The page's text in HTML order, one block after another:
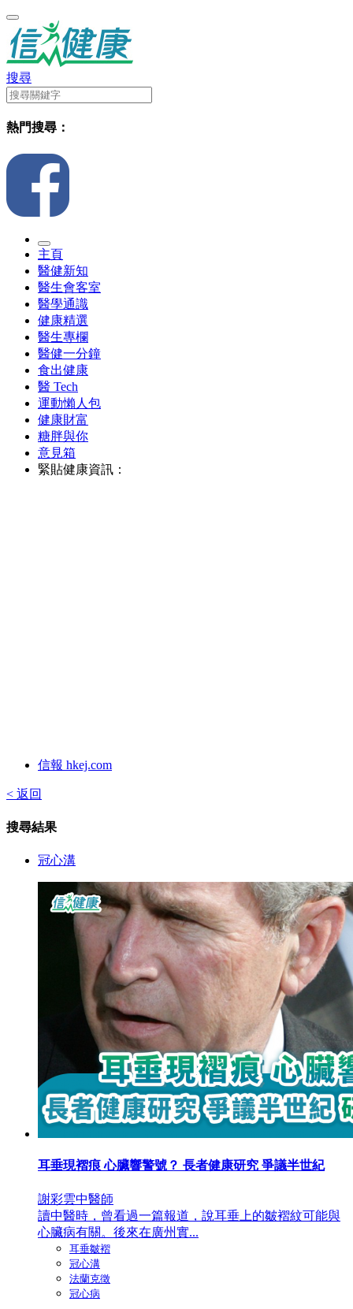
搜尋
熱門搜尋：
主頁
醫健新知
醫生會客室
醫學通識
健康精選
醫生專欄
醫健一分鐘
食出健康
醫 Tech
運動懶人包
健康財富
糖胖與你
意見箱
緊貼健康資訊：
信報 hkej.com
< 返回
搜尋結果
冠心溝
耳垂現褶痕 心臟響警號？ 長者健康研究 爭議半世紀
謝彩雲中醫師
讀中醫時，曾看過一篇報道，說耳垂上的皺褶紋可能與
心臟病有關。後來在廣州實...
耳垂皺褶
冠心溝
法蘭克徵
冠心病